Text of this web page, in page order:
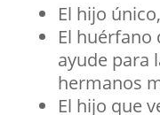
El hijo
El huérfano
ayude para
hermanos
El hijo que